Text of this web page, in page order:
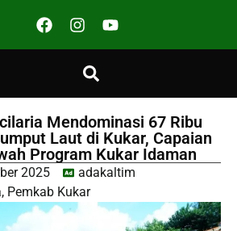
Mendominasi 67 Ribu
Laut di Kukar, Capaian
Program Kukar Idaman
2025
adakaltim
, Pemkab Kukar